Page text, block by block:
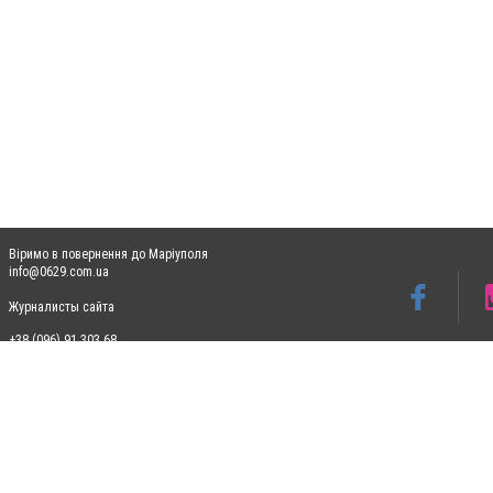
Віримо в повернення до Маріуполя
info@0629.com.ua
Журналисты сайта
+38 (096) 91 303 68